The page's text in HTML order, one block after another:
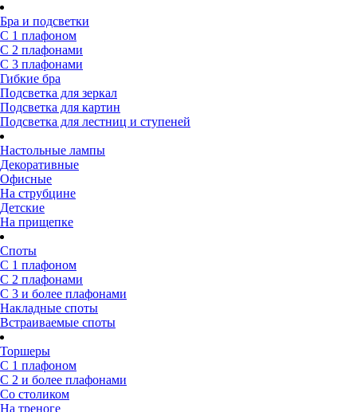
Бра и подсветки
С 1 плафоном
С 2 плафонами
С 3 плафонами
Гибкие бра
Подсветка для зеркал
Подсветка для картин
Подсветка для лестниц и ступеней
Настольные лампы
Декоративные
Офисные
На струбцине
Детские
На прищепке
Споты
С 1 плафоном
С 2 плафонами
С 3 и более плафонами
Накладные споты
Встраиваемые споты
Торшеры
С 1 плафоном
С 2 и более плафонами
Со столиком
На треноге